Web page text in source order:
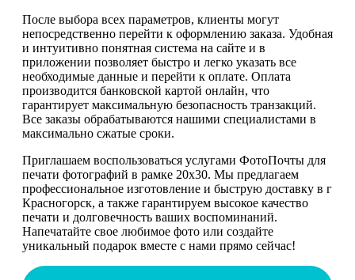
После выбора всех параметров, клиенты могут
непосредственно перейти к оформлению заказа. Удобная
и интуитивно понятная система на сайте и в
приложении позволяет быстро и легко указать все
необходимые данные и перейти к оплате. Оплата
производится банковской картой онлайн, что
гарантирует максимальную безопасность транзакций.
Все заказы обрабатываются нашими специалистами в
максимально сжатые сроки.
Приглашаем воспользоваться услугами ФотоПочты для
печати фотографий в рамке 20х30. Мы предлагаем
профессиональное изготовление и быструю доставку в г
Красногорск, а также гарантируем высокое качество
печати и долговечность ваших воспоминаний.
Напечатайте свое любимое фото или создайте
уникальный подарок вместе с нами прямо сейчас!